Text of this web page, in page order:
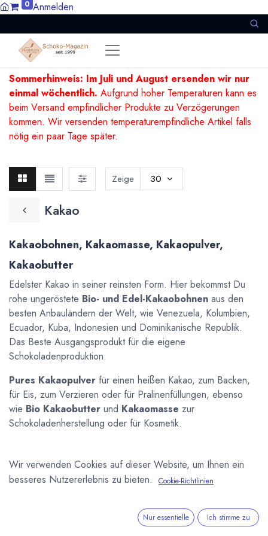
0 Anmelden
Sommerhinweis: Im Juli und August ersenden wir nur
einmal wöchentlich. Aufgrund hoher Temperaturen kann es
beim Versand empfindlicher Produkte zu Verzögerungen
kommen. Wir versenden temperaturempfindliche Artikel falls
nötig ein paar Tage später.
Kakao
Zeige 30
Kakaobohnen, Kakaomasse, Kakaopulver,
Kakaobutter
Edelster Kakao in seiner reinsten Form. Hier bekommst Du
rohe ungeröstete Bio- und Edel-Kakaobohnen aus den
besten Anbauländern der Welt, wie Venezuela, Kolumbien,
Ecuador, Kuba, Indonesien und Dominikanische Republik.
Das Beste Ausgangsprodukt für die eigene
Schokoladenproduktion.
Pures Kakaopulver für einen heißen Kakao, zum Backen,
für Eis, zum Verzieren oder für Pralinenfüllungen, ebenso
wie Bio Kakaobutter und Kakaomasse zur
Schokoladenherstellung oder für Kosmetik.
Wir verwenden Cookies auf dieser Website, um Ihnen ein
besseres Nutzererlebnis zu bieten.
Cookie-Richtlinien
Nur essentielle Ich stimme zu